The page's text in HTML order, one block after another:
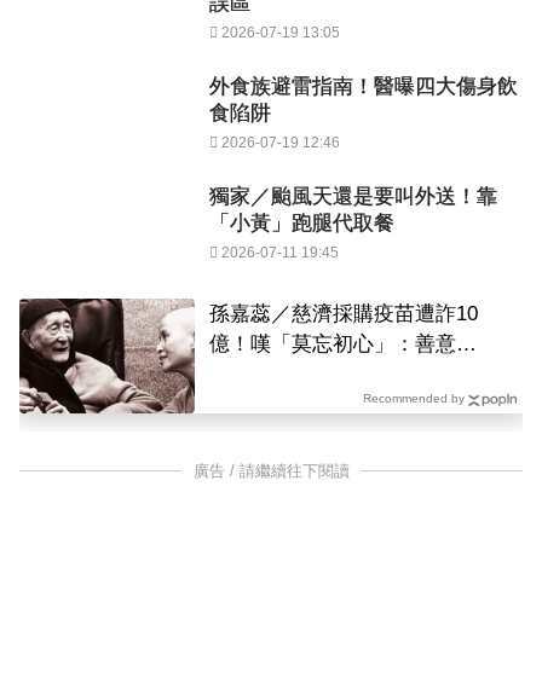
2026-07-19 13:05
外食族避雷指南！醫曝四大傷身飲
食陷阱
2026-07-19 12:46
獨家／颱風天還是要叫外送！靠
「小黃」跑腿代取餐
2026-07-11 19:45
孫嘉蕊／慈濟採購疫苗遭詐10
億！嘆「莫忘初心」：善意也
Recommended by
廣告 / 請繼續往下閱讀